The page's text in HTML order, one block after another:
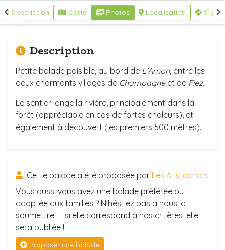
Description Carte Photos Localisation S'y
Description
Petite balade paisible, au bord de L'Arnon, entre les
deux charmants villages de Champagneet de Fiez.
Le sentier longe la rivière, principalement dans la
forêt (appréciable en cas de fortes chaleurs), et
également à découvert (les premiers 500 mètres).
Cette balade a été proposée par Les Aristochats
Vous aussi vous avez une balade préférée ou
adaptée aux familles ? N'hésitez pas à nous la
soumettre — si elle correspond à nos critères, elle
sera publiée !
Proposer une balade